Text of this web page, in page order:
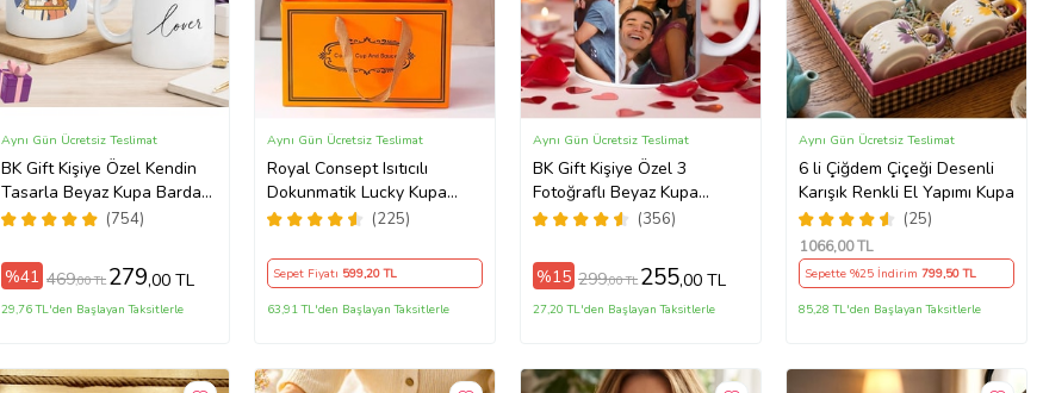
BK Gift Kişiye Özel Kendin
Tasarla Beyaz Kupa Bardak,
Sevgiliye Hediye, Arkadaşa
Hediyesi
(754)
Aynı Gün Ücretsiz Teslimat
%41 469,00 TL 279,00 TL
29,76 TL'den Başlayan Taksitlerle
Royal Consept Isıtıcılı
Dokunmatik Lucky Kupa
Bardak Seti
(225)
Aynı Gün Ücretsiz Teslimat
Sepet Fiyatı 599,20 TL
63,91 TL'den Başlayan Taksitlerle
BK Gift Kişiye Özel 3
Fotoğraflı Beyaz Kupa
Bardak, Sevgiliye Hediye,
(356)
Aynı Gün Ücretsiz Teslimat
%15 299,00 TL 255,00 TL
27,20 TL'den Başlayan Taksitlerle
6 li Çiğdem Çiçeği Desenli
Karışık Renkli El Yapımı Kupa
(25)
Aynı Gün Ücretsiz Teslimat
1066,00 TL
Sepette %25 İndirim799,50 TL
85,28 TL'den Başlayan Taksitlerle